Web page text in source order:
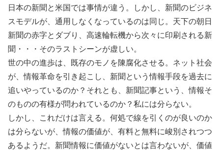
日本の新聞と米国では事情が違う。しかし、新聞のビジネ
スモデルが、通用しなくなっているのは同じ。天下の朝日
新聞の赤字とダブり、高速輪転機から次々に印刷される新
聞・・・そのラストシーンが虚しい。
世の中の進歩は、既存のモノを陳腐化させる。ネット社会
が、情報革命を引き起こし、新聞という情報手段を過去に
追いやっているのか？それとも、新聞記事という、情報そ
のものの有様が問われているのか？私には分らない。
しかし、これだけは言える。何処で線を引くのが良いのか
は分らないが、情報の価値が、有料と無料に峻別されつつ
あるようだ。新聞情報に価値がないとは言わないが、価値